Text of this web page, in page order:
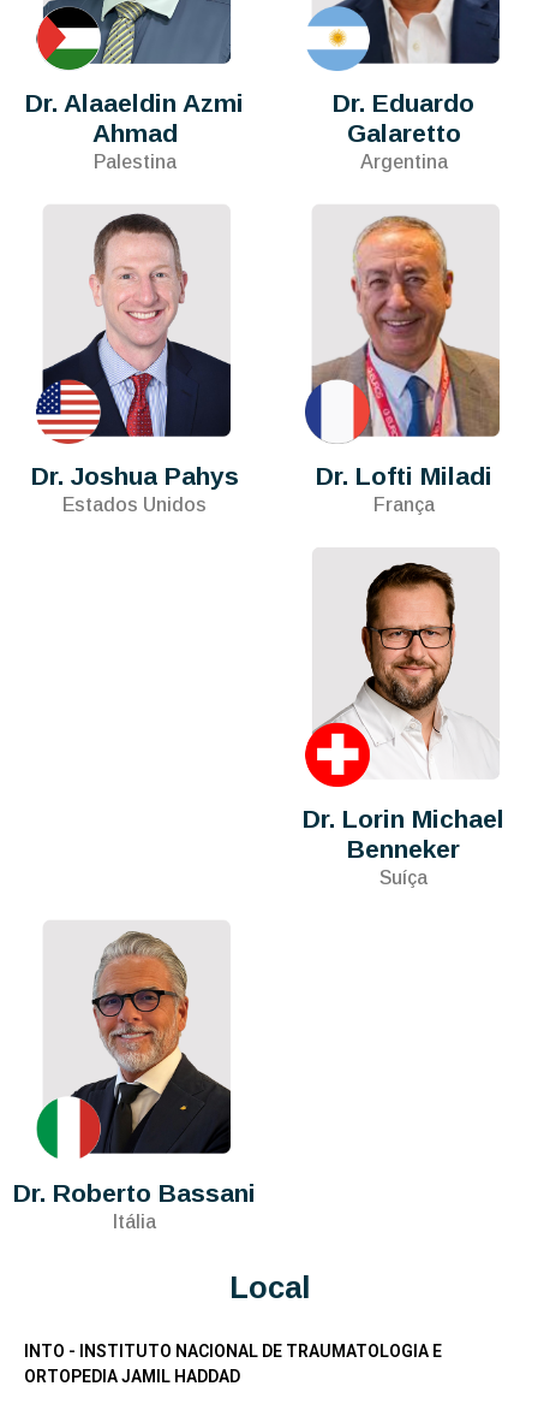
Dr. Alaaeldin Azmi
Ahmad
Palestina
Dr. Eduardo
Galaretto
Argentina
Dr. Joshua Pahys
Estados Unidos
Dr. Lofti Miladi
França
Dr. Lorin Michael
Benneker
Suíça
Dr. Roberto Bassani
Itália
Local
INTO - INSTITUTO NACIONAL DE TRAUMATOLOGIA E
ORTOPEDIA JAMIL HADDAD